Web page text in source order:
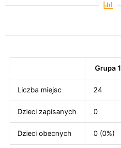
Grupa
Liczba miejsc 24
Dzieci zapisanych 0
Dzieci obecnych 0 (0%)